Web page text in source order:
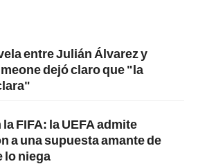
entre Julián Álvarez y
dejó claro que "la
FIFA: la UEFA admite
a una supuesta amante de
lo niega